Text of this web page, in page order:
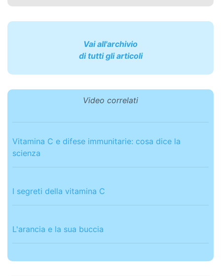
Vai all'archivio
di tutti gli articoli
Video correlati
Vitamina C e difese immunitarie: cosa dice la
scienza
I segreti della vitamina C
L'arancia e la sua buccia